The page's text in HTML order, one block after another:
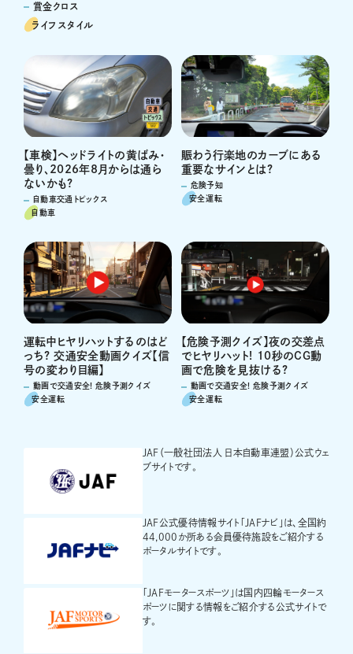
賞金クロス
ライフスタイル
【車検】ヘッドライトの黄ばみ・
曇り、2026年8月からは通ら
ないかも?
自動車交通トピックス
自動車
賑わう行楽地のカーブにある
重要なサインとは?
危険予知
安全運転
運転中ヒヤリハットするのはど
っち? 交通安全動画クイズ【信
号の変わり目編】
動画で交通安全! 危険予測クイズ
安全運転
【危険予測クイズ】夜の交差点
でヒヤリハット! 10秒のCG動
画で危険を見抜ける?
動画で交通安全! 危険予測クイズ
安全運転
JAF（一般社団法人 日本自動車連盟）公式ウェ
ブサイトです。
JAF公式優待情報サイト「JAFナビ」は、全国約
44,000か所ある会員優待施設をご紹介する
ポータルサイトです。
「JAFモータースポーツ」は国内四輪モータース
ポーツに関する情報をご紹介する公式サイトで
す。